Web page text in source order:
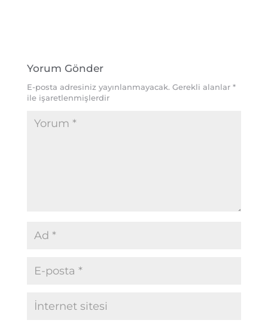
Yorum Gönder
E-posta adresiniz yayınlanmayacak. Gerekli alanlar *
ile işaretlenmişlerdir